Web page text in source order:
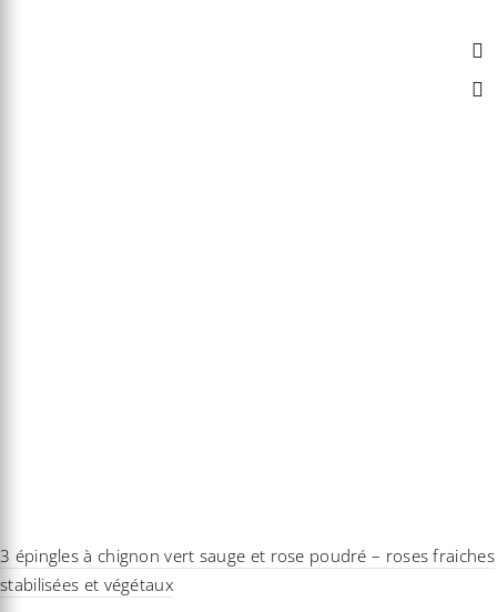
3 épingles à chignon vert sauge et rose poudré – roses fraiches
stabilisées et végétaux